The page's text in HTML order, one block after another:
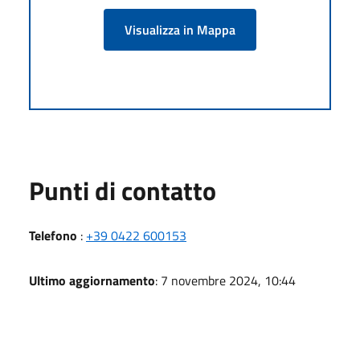
Visualizza in Mappa
Punti di contatto
Telefono : +39 0422 600153
Ultimo aggiornamento: 7 novembre 2024, 10:44